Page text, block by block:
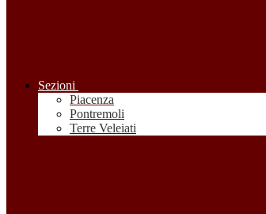
Sezioni
Piacenza
Pontremoli
Terre Veleiati